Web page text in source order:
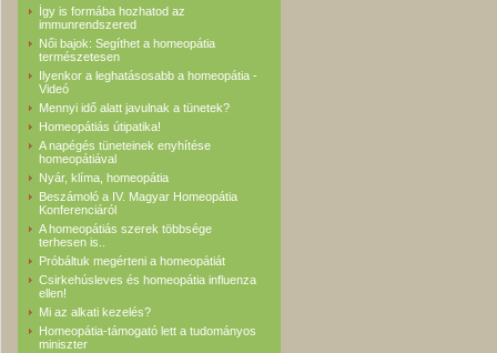
Így is formába hozhatod az
immunrendszered
Női bajok: Segíthet a homeopátia
természetesen
Ilyenkor a leghatásosabb a homeopátia -
Videó
Mennyi idő alatt javulnak a tünetek?
Homeopátiás útipatika!
A napégés tüneteinek enyhítése
homeopátiával
Nyár, klíma, homeopátia
Beszámoló a IV. Magyar Homeopátia
Konferenciáról
A homeopátiás szerek többsége
terhesen is..
Próbáltuk megérteni a homeopátiát
Csirkehúsleves és homeopátia influenza
ellen!
Mi az alkati kezelés?
Homeopátia-támogató lett a tudományos
miniszter